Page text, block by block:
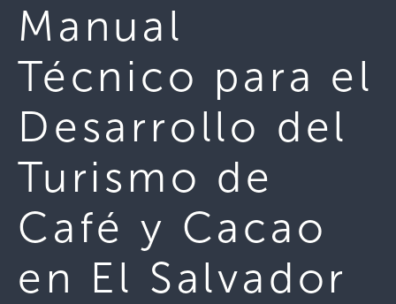
Manual
Técnico para el
Desarrollo del
Turismo de
Café y Cacao
en El Salvador